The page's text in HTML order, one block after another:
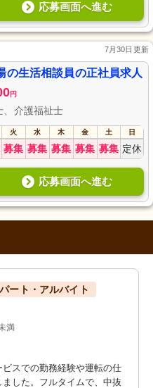
応募画面へ進む
7月30日更新
の生活相談員の正社員求人
円
、介護福祉士
火 水 木 金 土 日
募集 募集 募集 募集 募集 定休
応募画面へ進む
パート・アルバイト
満
スでの勤務経験や運転の仕
した。フルタイムで、中抜